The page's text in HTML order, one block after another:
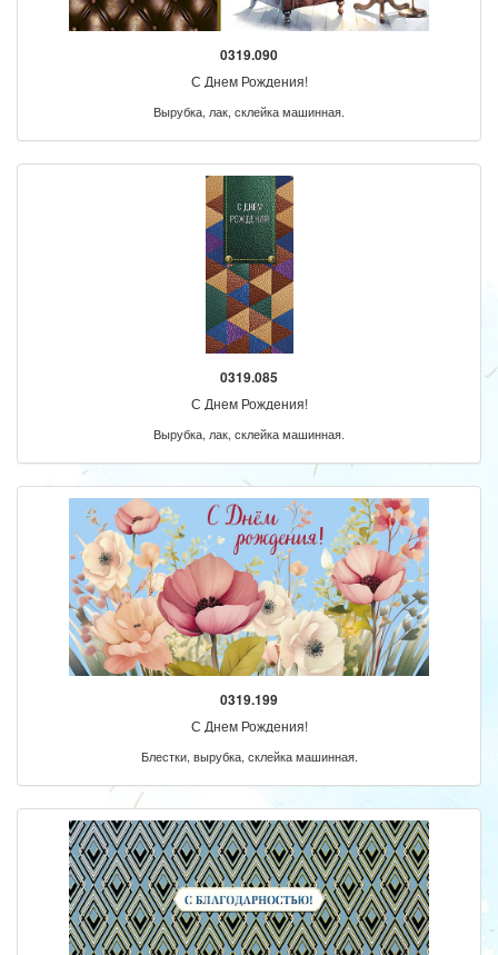
0319.090
С Днем Рождения!
Вырубка, лак, склейка машинная.
0319.085
С Днем Рождения!
Вырубка, лак, склейка машинная.
0319.199
С Днем Рождения!
Блестки, вырубка, склейка машинная.